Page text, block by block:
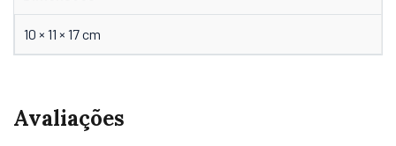
10 × 11 × 17 cm
Avaliações